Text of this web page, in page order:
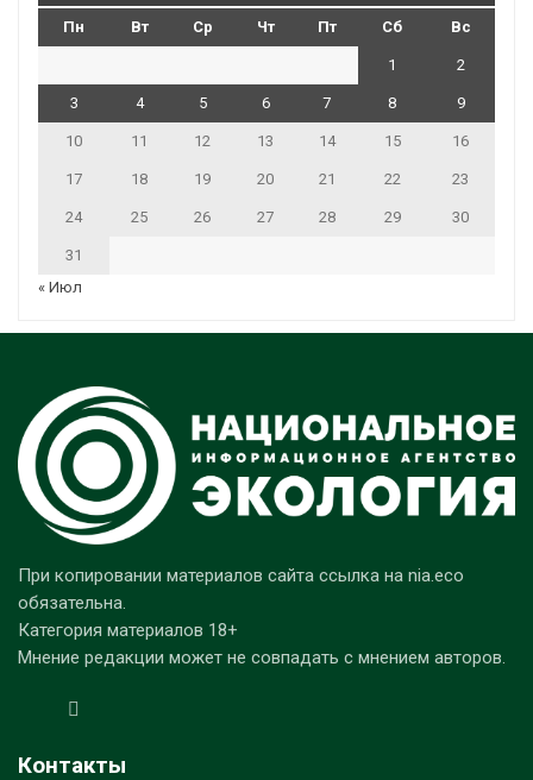
Пн Вт Ср Чт Пт Сб Вс
1 2
3 4 5 6 7 8 9
10 11 12 13 14 15 16
17 18 19 20 21 22 23
24 25 26 27 28 29 30
31
« Июл
При копировании материалов сайта ссылка на nia.eco
обязательна.
Категория материалов 18+
Мнение редакции может не совпадать с мнением авторов.
Контакты